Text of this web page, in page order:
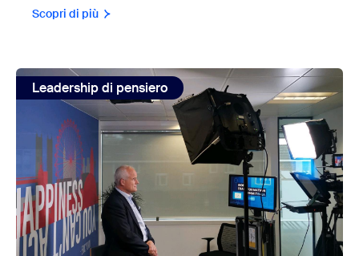
Scopri di più
view: L'adozione di una mentalità innovativa nella nuova
Leadership di pensiero